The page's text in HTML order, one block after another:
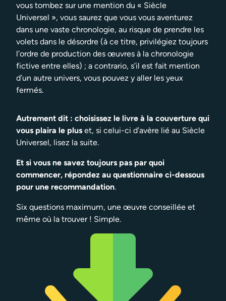
vous tombez sur une mention du « Siècle
Universel », vous saurez que vous vous aventurez
dans une vaste chronologie, au risque de prendre les
volets dans le désordre (à ce titre, privilégiez toujours
l’ordre de production des œuvres à la chronologie
fictive entre elles) ; a contrario, s’il est fait mention
d’un autre univers, vous pouvez y aller les yeux
fermés.
Autrement dit : choisissez le livre à la couverture qui
vous plaira le plus et, si celui-ci d’avère lié au Siècle
Universel, lisez la suite.
Et si vous ne savez toujours pas par quoi
commencer, répondez au questionnaire ci-dessous
pour une recommandation.
Six questions maximum, une œuvre conseillée et
même où la trouver ! Simple.